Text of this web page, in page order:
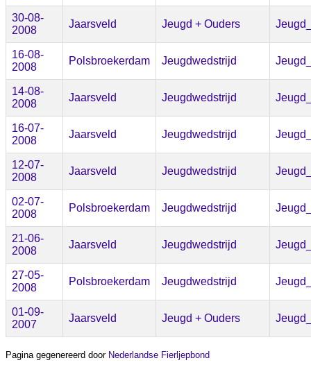
30-08-
2008
Jaarsveld Jeugd + Ouders
16-08-
2008
Polsbroekerdam Jeugdwedstrijd
14-08-
2008
Jaarsveld Jeugdwedstrijd
16-07-
2008
Jaarsveld Jeugdwedstrijd
12-07-
2008
Jaarsveld Jeugdwedstrijd
02-07-
2008
Polsbroekerdam Jeugdwedstrijd
21-06-
2008
Jaarsveld Jeugdwedstrijd
27-05-
2008
Polsbroekerdam Jeugdwedstrijd
01-09-
2007
Jaarsveld Jeugd + Ouders
Pagina gegenereerd door Nederlandse Fierljepbond